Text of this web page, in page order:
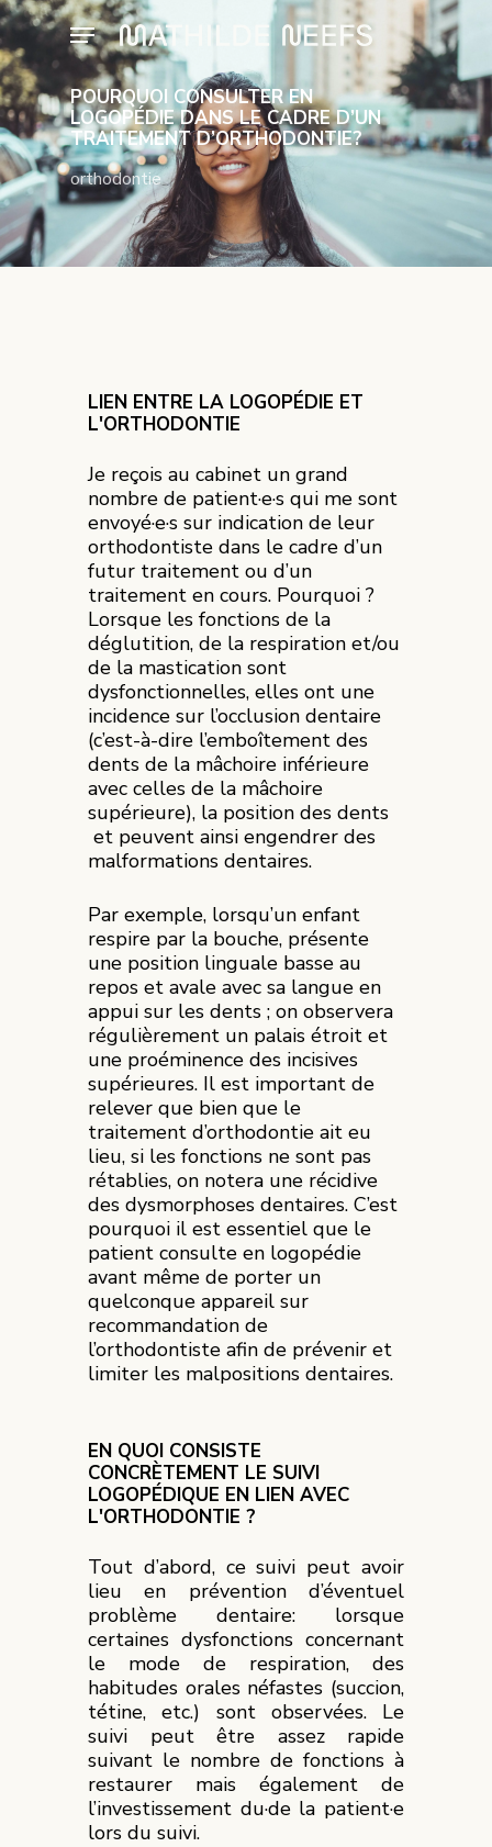
Skip
to
main
content
Menu
POURQUOI CONSULTER EN
LOGOPÉDIE DANS LE CADRE D’UN
TRAITEMENT D’ORTHODONTIE?
orthodontie
LIEN ENTRE LA LOGOPÉDIE ET
L'ORTHODONTIE
Je reçois au cabinet un grand
nombre de patient·e·s qui me sont
envoyé·e·s sur indication de leur
orthodontiste dans le cadre d’un
futur traitement ou d’un
traitement en cours. Pourquoi ?
Lorsque les fonctions de la
déglutition, de la respiration et/ou
de la mastication sont
dysfonctionnelles, elles ont une
incidence sur l’occlusion dentaire
(c’est-à-dire l’emboîtement des
dents de la mâchoire inférieure
avec celles de la mâchoire
supérieure), la position des dents
et peuvent ainsi engendrer des
malformations dentaires.
Par exemple, lorsqu’un enfant
respire par la bouche, présente
une position linguale basse au
repos et avale avec sa langue en
appui sur les dents ; on observera
régulièrement un palais étroit et
une proéminence des incisives
supérieures. Il est important de
relever que bien que le
traitement d’orthodontie ait eu
lieu, si les fonctions ne sont pas
rétablies, on notera une récidive
des dysmorphoses dentaires. C’est
pourquoi il est essentiel que le
patient consulte en logopédie
avant même de porter un
quelconque appareil sur
recommandation de
l’orthodontiste afin de prévenir et
limiter les malpositions dentaires.
EN QUOI CONSISTE
CONCRÈTEMENT LE SUIVI
LOGOPÉDIQUE EN LIEN AVEC
L'ORTHODONTIE ?
Tout d’abord, ce suivi peut avoir
lieu en prévention d’éventuel
problème dentaire: lorsque
certaines dysfonctions concernant
le mode de respiration, des
habitudes orales néfastes (succion,
tétine, etc.) sont observées. Le
suivi peut être assez rapide
suivant le nombre de fonctions à
restaurer mais également de
l’investissement du·de la patient·e
lors du suivi.